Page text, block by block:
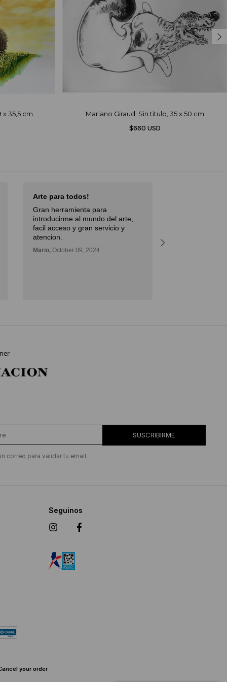
35,5 cm.
Mariano Giraud. Sin titulo, 35 x 50 cm
$660 USD
Arte para todos!
Gran herramienta para
introducirme al mundo del arte,
facil acceso y gran servicio y
atencion.
Mario, October 09, 2024
SUSCRIBIRME
correo para validar tu email.
Seguinos
your order